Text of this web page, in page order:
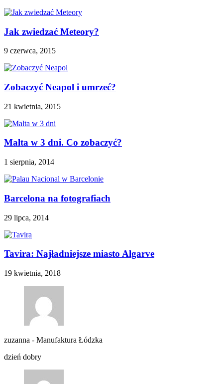
Jak zwiedzać Meteory?
9 czerwca, 2015
Zobaczyć Neapol i umrzeć?
21 kwietnia, 2015
Malta w 3 dni. Co zobaczyć?
1 sierpnia, 2014
Barcelona na fotografiach
29 lipca, 2014
Tavira: Najładniejsze miasto Algarve
19 kwietnia, 2018
zuzanna - Manufaktura Łódzka
dzień dobry